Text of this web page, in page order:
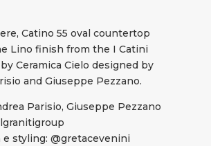
Catino 55 oval countertop
Lino finish from the I Catini
Ceramica Cielo designed by
and Giuseppe Pezzano.
Parisio, Giuseppe Pezzano
e styling: @gretacevenini